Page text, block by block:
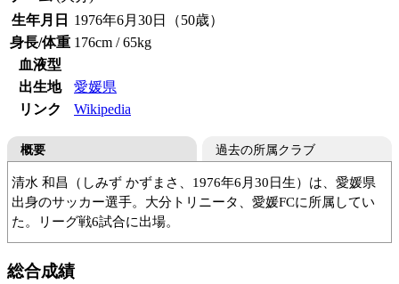
生年月日
1976年6月30日（50歳）
身長/体重 176cm / 65kg
血液型
出生地
愛媛県
リンク
Wikipedia
概要
清水 和昌（しみず かずまさ、1976年6月30日生）は、愛媛県
出身のサッカー選手。大分トリニータ、愛媛FCに所属してい
た。リーグ戦6試合に出場。
過去の所属クラブ
総合成績